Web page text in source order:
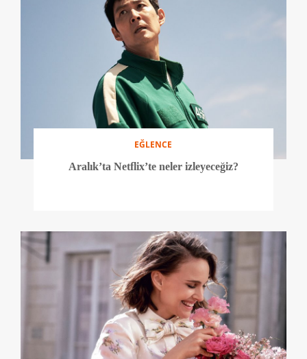
EĞLENCE
Aralık’ta Netflix’te neler izleyeceğiz?